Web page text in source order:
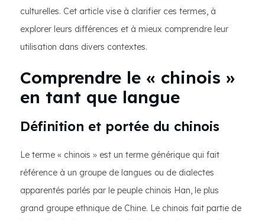
culturelles. Cet article vise à clarifier ces termes, à
explorer leurs différences et à mieux comprendre leur
utilisation dans divers contextes.
Comprendre le « chinois »
en tant que langue
Définition et portée du chinois
Le terme « chinois » est un terme générique qui fait
référence à un groupe de langues ou de dialectes
apparentés parlés par le peuple chinois Han, le plus
grand groupe ethnique de Chine. Le chinois fait partie de